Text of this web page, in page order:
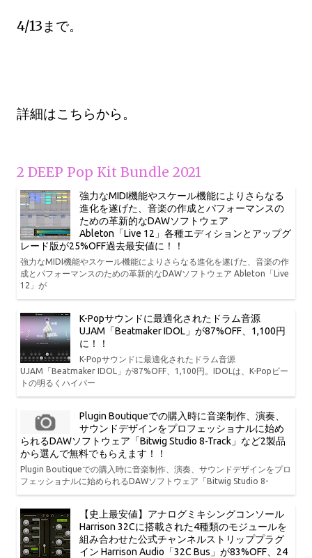
4/13まで。
詳細はこちらから。
2 DEEP Pop Kit Bundle 2021
強力なMIDI機能やスケール機能によりさらなる
進化を遂げた、音楽の作成とパフォーマンスの
ための革新的なDAWソフトウェア
Ableton「Live 12」各種エディションとアップグ
レード版が25%OFF過去最安値に！！
強力なMIDI機能やスケール機能によりさらなる進化を遂げた、音楽の作
成とパフォーマンスのための革新的なDAWソフトウェア Ableton「Live
12」が
K-Popサウンドに最適化されたドラム音源
UJAM「Beatmaker IDOL」が87%OFF、1,100円
に！！
K-Popサウンドに最適化されたドラム音源
UJAM「Beatmaker IDOL」が87%OFF、1,100円。IDOLは、K-Popビー
トの明るくハイパー
Plugin Boutiqueでの購入時に音楽制作、演奏、
サウンドデザインをプロフェッショナルに始め
られるDAWソフトウェア「Bitwig Studio 8-Track」など2製品
から選んで無料でもらえます！！
Plugin Boutiqueでの購入時に音楽制作、演奏、サウンドデザインをプロ
フェッショナルに始められるDAWソフトウェア「Bitwig Studio 8-
【史上最安値】アナログミキシングコンソール
Harrison 32Cに搭載された4種類のモジュールを
組み合わせた公式チャンネルストリッププラグ
イン Harrison Audio「32C Bus」が83%OFF、24